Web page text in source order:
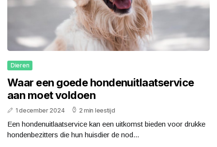
Dieren
Waar een goede hondenuitlaatservice
aan moet voldoen
1 december 2024 2 min leestijd
Een hondenuitlaatservice kan een uitkomst bieden voor drukke
hondenbezitters die hun huisdier de nod...